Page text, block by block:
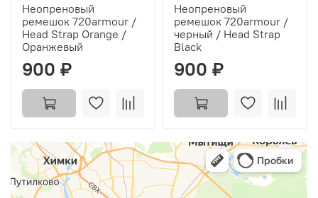
Неопреновый
ремешок 720armour /
Head Strap Orange /
Оранжевый
900 ₽
Неопреновый
ремешок 720armour /
черный / Head Strap
Black
900 ₽